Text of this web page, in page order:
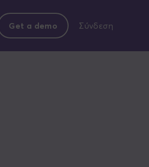
Get a demo Σύνδεση